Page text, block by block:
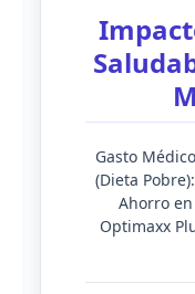
Gasto Médico
(Dieta Pobre):
Ahorro en
Optimaxx